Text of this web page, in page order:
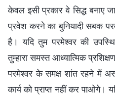
केवल इसी प्रकार वे सिद्ध बनाए
प्रवेश करने का बुनियादी सबक
है। यदि तुम परमेश्वर की
तुम्हारा समस्त आध्यात्मिक
परमेश्वर के समक्ष शांत रहने में
कार्य को प्राप्त नहीं कर पाओगे।